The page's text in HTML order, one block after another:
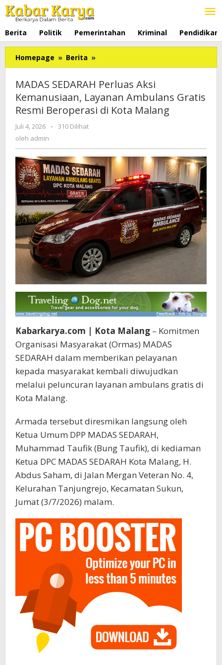
Lewati
ke
Berita Politik Pemerintahan Kriminal Pendidikan
Homepage » Berita »
SEDARAH
Perluas
Aksi
Kemanusiaan,
Layanan
Beroperasi
di
Kota
Malang
MADAS SEDARAH Perluas Aksi
Kemanusiaan, Layanan Ambulans Gratis
Resmi Beroperasi di Kota Malang
Juli 4, 2026
oleh
-
310 Dilihat
oleh admin
Kabarkarya.com | Kota Malang – Komitmen
Organisasi Masyarakat (Ormas) MADAS
SEDARAH dalam memberikan pelayanan
kepada masyarakat kembali diwujudkan
melalui peluncuran layanan ambulans gratis di
Kota Malang.
Armada tersebut diresmikan langsung oleh
Ketua Umum DPP MADAS SEDARAH,
Muhammad Taufik (Bung Taufik), di kediaman
Ketua DPC MADAS SEDARAH Kota Malang, H.
Abdus Saham, di Jalan Mergan Veteran No. 4,
Kelurahan Tanjungrejo, Kecamatan Sukun,
Jumat (3/7/2026) malam.